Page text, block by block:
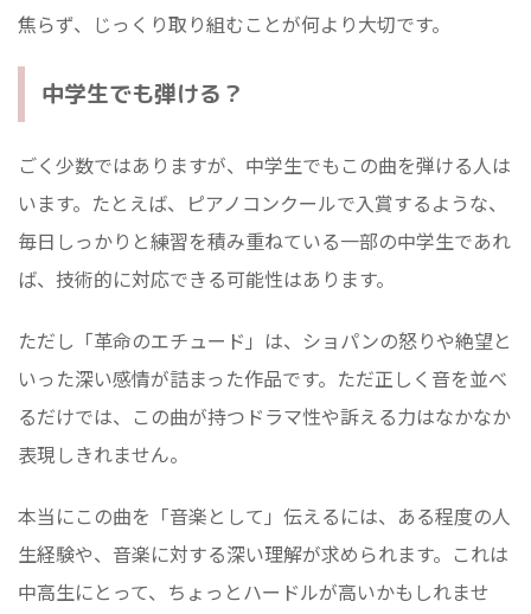
焦らず、じっくり取り組むことが何より大切です。
中学生でも弾ける？
ごく少数ではありますが、中学生でもこの曲を弾ける人は
います。たとえば、ピアノコンクールで入賞するような、
毎日しっかりと練習を積み重ねている一部の中学生であれ
ば、技術的に対応できる可能性はあります。
ただし「革命のエチュード」は、ショパンの怒りや絶望と
いった深い感情が詰まった作品です。ただ正しく音を並べ
るだけでは、この曲が持つドラマ性や訴える力はなかなか
表現しきれません。
本当にこの曲を「音楽として」伝えるには、ある程度の人
生経験や、音楽に対する深い理解が求められます。これは
中高生にとって、ちょっとハードルが高いかもしれませ